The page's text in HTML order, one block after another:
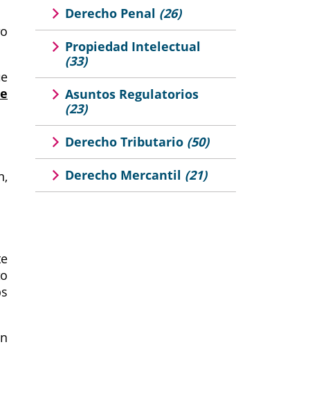
Derecho Penal (26)
Propiedad Intelectual
(33)
Asuntos Regulatorios
(23)
Derecho Tributario (50)
Derecho Mercantil (21)